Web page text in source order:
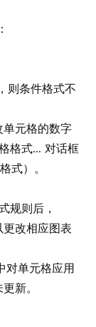
则条件格式不
元格的数字
格式... 对话框
式）。
规则后，
改相应图表
对单元格应用
新。